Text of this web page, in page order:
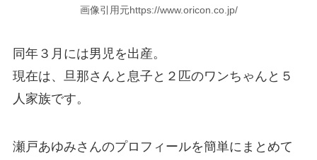
画像引用元https://www.oricon.co.jp/
同年３月には男児を出産。
現在は、旦那さんと息子と２匹のワンちゃんと５
人家族です。
瀬戸あゆみさんのプロフィールを簡単にまとめて